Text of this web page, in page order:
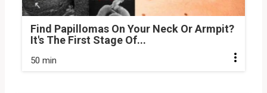
Find Papillomas On Your Neck Or Armpit?
It's The First Stage Of...
50 min